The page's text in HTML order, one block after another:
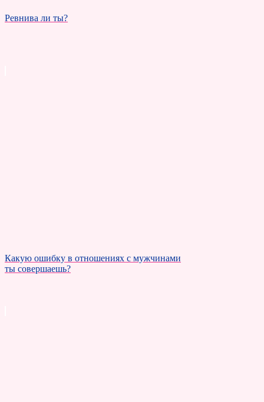
Ревнива ли ты?
Какую ошибку в отношениях с мужчинами
ты совершаешь?